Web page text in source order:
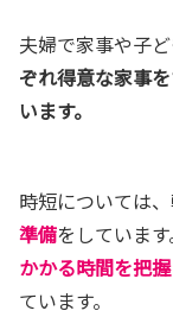
夫婦で家事や子
ぞれ得意な家事
います。
時短については
準備をしていま
かかる時間を把握
ています。